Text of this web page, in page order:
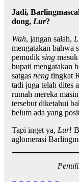
Jadi,
dong, Lur?
Wah, jangan salah,
mengatakan bahwa
pemudik sing
bupati mengatakan
satgas neng tingkat
tadi juga telah dites
rumah mereka
tersebut diketahui
belum ada yang
Tapi inget ya, Lur!
aglomerasi